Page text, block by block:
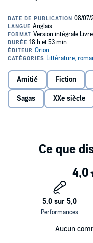
gaudy days of summer.
both roads will lead back to
ambition, betrayal and love
it began, against a
tangled skein of past
(p) 1985 Audible Ltd©1985
Amitié Fiction
Sagas XXe siècle
Aucun